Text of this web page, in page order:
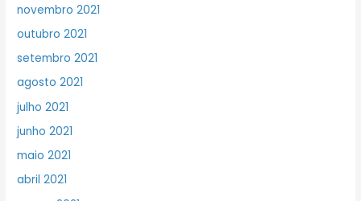
novembro 2021
outubro 2021
setembro 2021
agosto 2021
julho 2021
junho 2021
maio 2021
abril 2021